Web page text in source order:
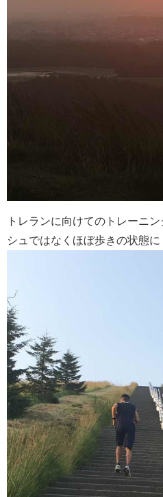
トレランに向けてのトレーニ
シュではなくほぼ歩きの状態に